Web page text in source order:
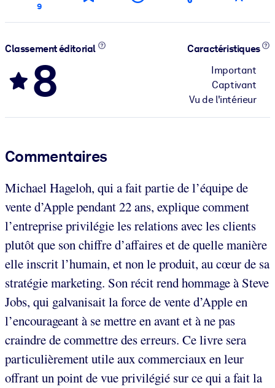
9
Classement éditorial
8
Caractéristiques
Important
Captivant
Vu de l'intérieur
Commentaires
Michael Hageloh, qui a fait partie de l’équipe de
vente d’Apple pendant 22 ans, explique comment
l’entreprise privilégie les relations avec les clients
plutôt que son chiffre d’affaires et de quelle manière
elle inscrit l’humain, et non le produit, au cœur de sa
stratégie marketing. Son récit rend hommage à Steve
Jobs, qui galvanisait la force de vente d’Apple en
l’encourageant à se mettre en avant et à ne pas
craindre de commettre des erreurs. Ce livre sera
particulièrement utile aux commerciaux en leur
offrant un point de vue privilégié sur ce qui a fait la